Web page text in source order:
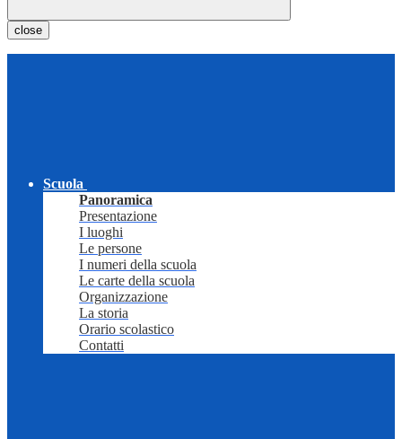
close
Scuola
Panoramica
Presentazione
I luoghi
Le persone
I numeri della scuola
Le carte della scuola
Organizzazione
La storia
Orario scolastico
Contatti